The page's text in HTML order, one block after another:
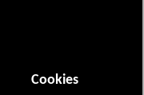
Cookies